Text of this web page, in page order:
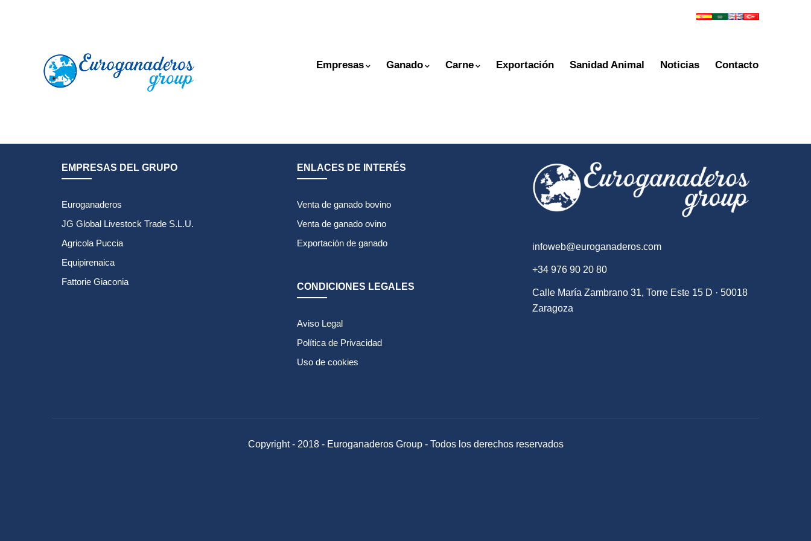
Empresas Ganado Carne Exportación Sanidad Animal Noticias Contacto
EMPRESAS DEL GRUPO
Euroganaderos
JG Global Livestock Trade S.L.U.
Agricola Puccia
Equipirenaica
Fattorie Giaconia
ENLACES DE INTERÉS
Venta de ganado bovino
Venta de ganado ovino
Exportación de ganado
CONDICIONES LEGALES
Aviso Legal
Política de Privacidad
Uso de cookies
infoweb@euroganaderos.com
+34 976 90 20 80
Calle María Zambrano 31, Torre Este 15 D · 50018
Zaragoza
Copyright - 2018 - Euroganaderos Group - Todos los derechos reservados